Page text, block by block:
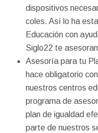
dispositivos
coles. Así lo ha
Educación con
Siglo22 te
Asesoría para tu
hace obligatorio
nuestros centros
programa de
plan de igualdad
parte de nuestros